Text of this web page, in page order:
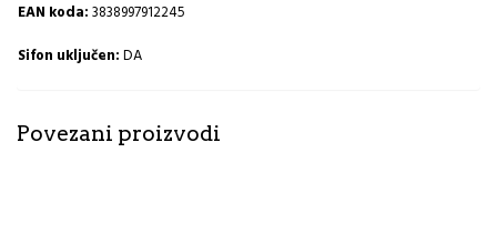
EAN koda:3838997912245
Sifon uključen:DA
Povezani proizvodi